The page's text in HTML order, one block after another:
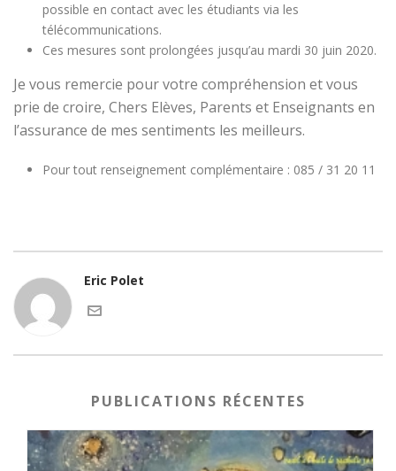
possible en contact avec les étudiants via les
télécommunications.
Ces mesures sont prolongées jusqu’au mardi 30 juin 2020.
Je vous remercie pour votre compréhension et vous
prie de croire, Chers Elèves, Parents et Enseignants en
l’assurance de mes sentiments les meilleurs.
Pour tout renseignement complémentaire : 085 / 31 20 11
Eric Polet
PUBLICATIONS RÉCENTES